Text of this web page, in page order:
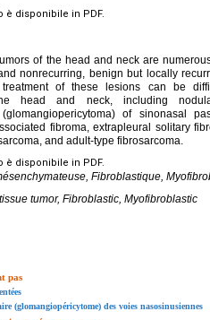
è disponibile in PDF.
of the head and neck are
nonrecurring, benign but locally
of these lesions can be
head and neck, including
of sinonasal
fibroma, extrapleural solitary
and adult-type fibrosarcoma.
è disponibile in PDF.
Fibroblastique,
tumor, Fibroblastic, Myofibroblastic
pas
(glomangiopéricytome) des voies nasosinusiennes